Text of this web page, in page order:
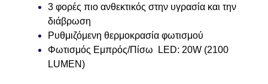
3 φορές πιο ανθεκτικός στην υγρασία και την
διάβρωση
Ρυθμιζόμενη θερμοκρασία φωτισμού
Φωτισμός Eμπρός/Πίσω LED: 20W (2100
LUMEN)